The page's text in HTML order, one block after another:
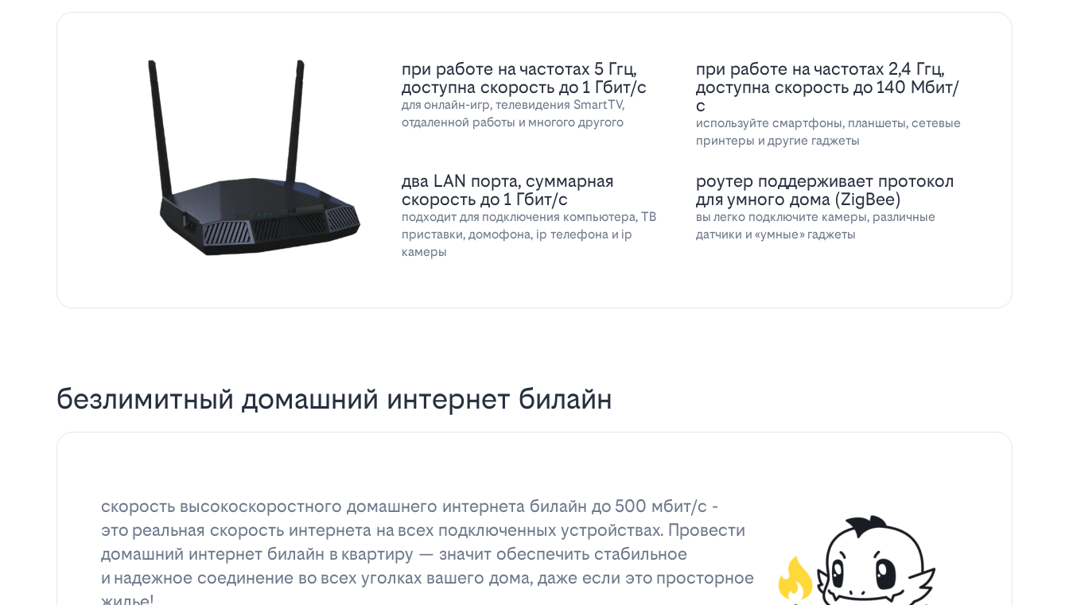
при работе на частотах 5 Ггц,
доступна скорость до 1 Гбит/с
для онлайн-игр, телевидения SmartTV,
отдаленной работы и многого другого
при работе на частотах 2,4 Ггц,
доступна скорость до 140 Мбит/
с
используйте смартфоны, планшеты, сетевые
принтеры и другие гаджеты
два LAN порта, суммарная
скорость до 1 Гбит/с
подходит для подключения компьютера, ТВ
приставки, домофона, ip телефона и ip
камеры
роутер поддерживает протокол
для умного дома (ZigBee)
вы легко подключите камеры, различные
датчики и «умные» гаджеты
безлимитный домашний интернет билайн
скорость высокоскоростного домашнего интернета билайн до 500 мбит/с -
это реальная скорость интернета на всех подключенных устройствах. Провести
домашний интернет билайн в квартиру — значит обеспечить стабильное
и надежное соединение во всех уголках вашего дома, даже если это просторное